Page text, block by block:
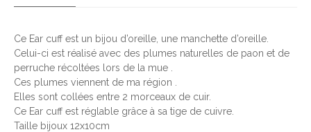
T
T
É
D
E
V
E
Ce Ear cuff est un bijou d’oreille, une manchette d’oreille.
Celui-ci est réalisé avec des plumes naturelles de paon et de
perruche récoltées lors de la mue .
Ces plumes viennent de ma région .
Elles sont collées entre 2 morceaux de cuir.
Ce Ear cuff est réglable grâce à sa tige de cuivre.
Taille bijoux 12x10cm